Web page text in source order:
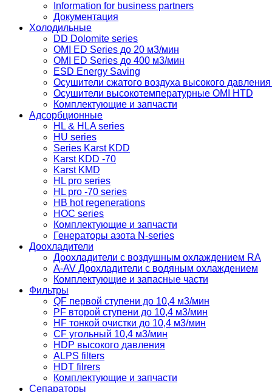
Information for business partners
Документация
Холодильные
DD Dolomite series
OMI ED Series до 20 м3/мин
OMI ED Series до 400 м3/мин
ESD Energy Saving
Осушители сжатого воздуха высокого
Осушители высокотемпературные OMI HTD
Комплектующие и запчасти
Адсорбционные
HL & HLA series
HU series
Series Karst KDD
Karst KDD -70
Karst KMD
HL pro series
HL pro -70 series
HB hot regenerations
HOC series
Комплектующие и запчасти
Генераторы азота N-series
Доохладители
Доохладители с воздушным охлаждением RA
A-AV Доохладители с водяным охлаждением
Комплектующие и запасные части
Фильтры
QF первой ступени до 10,4 м3/мин
PF второй ступени до 10,4 м3/мин
HF тонкой очистки до 10,4 м3/мин
CF угольный 10,4 м3/мин
HDP высокого давления
ALPS filters
HDT filrers
Комплектующие и запчасти
Сепараторы